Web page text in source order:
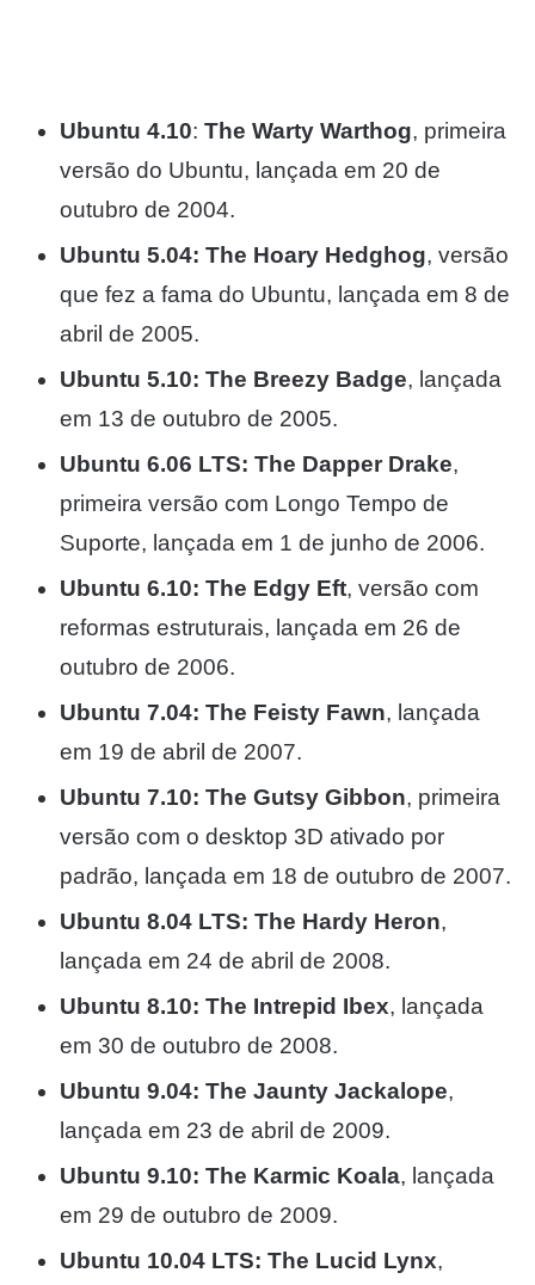
Ubuntu 4.10: The Warty Warthog, primeira
versão do Ubuntu, lançada em 20 de
outubro de 2004.
Ubuntu 5.04: The Hoary Hedghog, versão
que fez a fama do Ubuntu, lançada em 8 de
abril de 2005.
Ubuntu 5.10: The Breezy Badge, lançada
em 13 de outubro de 2005.
Ubuntu 6.06 LTS: The Dapper Drake,
primeira versão com Longo Tempo de
Suporte, lançada em 1 de junho de 2006.
Ubuntu 6.10: The Edgy Eft, versão com
reformas estruturais, lançada em 26 de
outubro de 2006.
Ubuntu 7.04: The Feisty Fawn, lançada
em 19 de abril de 2007.
Ubuntu 7.10: The Gutsy Gibbon, primeira
versão com o desktop 3D ativado por
padrão, lançada em 18 de outubro de 2007.
Ubuntu 8.04 LTS: The Hardy Heron,
lançada em 24 de abril de 2008.
Ubuntu 8.10: The Intrepid Ibex, lançada
em 30 de outubro de 2008.
Ubuntu 9.04: The Jaunty Jackalope,
lançada em 23 de abril de 2009.
Ubuntu 9.10: The Karmic Koala, lançada
em 29 de outubro de 2009.
Ubuntu 10.04 LTS: The Lucid Lynx,